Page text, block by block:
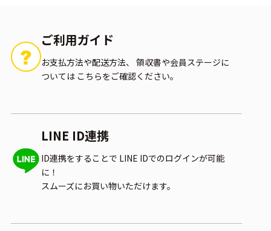
ご利用ガイド
お支払方法や配送方法、 領収書や会員ステージに
ついては こちらをご確認ください。
LINE ID連携
ID連携をすることで LINE IDでのログインが可能
に！
スムーズにお買い物いただけます。